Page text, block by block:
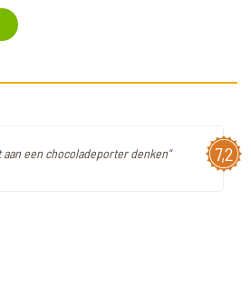
7,2
aan een chocoladeporter denken"